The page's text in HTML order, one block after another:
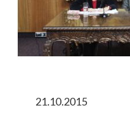
21.10.2015